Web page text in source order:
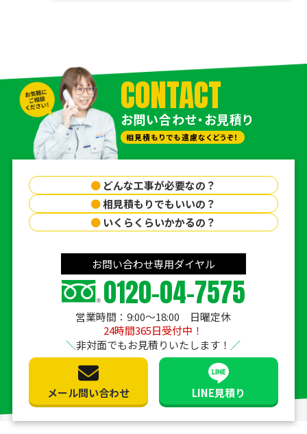
CONTACT
お問い合わせ・お見積り
相見積もりでも遠慮なくどうぞ！
● どんな工事が必要なの？
●相見積もりでもいいの？
● いくらくらいかかるの？
お問い合わせ専用ダイヤル
0120-04-7575
営業時間：9:00〜18:00 日曜定休
24時間365日受付中！
非対面でもお見積りいたします！
メール問い合わせ LINE見積り